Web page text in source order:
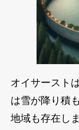
オイサースト
は雪が降り積
地域も存在し